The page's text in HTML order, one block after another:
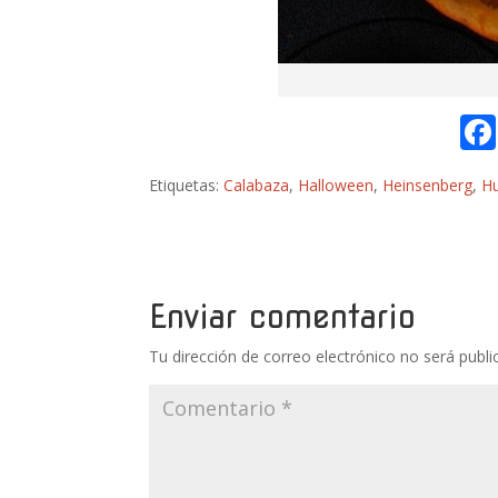
Etiquetas:Calabaza, Halloween, Heinsenberg,
Enviar comentario
Tu dirección de correo electrónico no será